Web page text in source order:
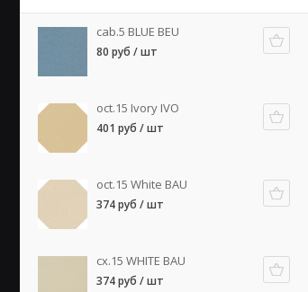
cab.5 BLUE BEU
80 руб / шт
oct.15 Ivory IVO
401 руб / шт
oct.15 White BAU
374 руб / шт
cx.15 WHITE BAU
374 руб / шт